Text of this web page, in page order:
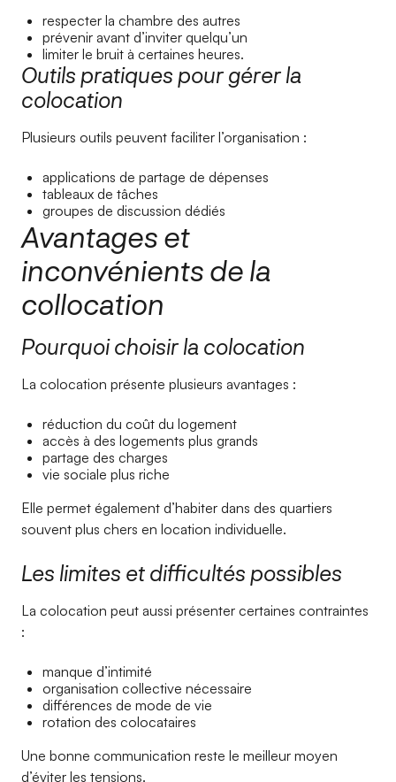
respecter la chambre des autres
prévenir avant d’inviter quelqu’un
limiter le bruit à certaines heures.
Outils pratiques pour gérer la
colocation
Plusieurs outils peuvent faciliter l’organisation :
applications de partage de dépenses
tableaux de tâches
groupes de discussion dédiés
Avantages et
inconvénients de la
collocation
Pourquoi choisir la colocation
La colocation présente plusieurs avantages :
réduction du coût du logement
accès à des logements plus grands
partage des charges
vie sociale plus riche
Elle permet également d’habiter dans des quartiers
souvent plus chers en location individuelle.
Les limites et difficultés possibles
La colocation peut aussi présenter certaines contraintes
:
manque d’intimité
organisation collective nécessaire
différences de mode de vie
rotation des colocataires
Une bonne communication reste le meilleur moyen
d’éviter les tensions.